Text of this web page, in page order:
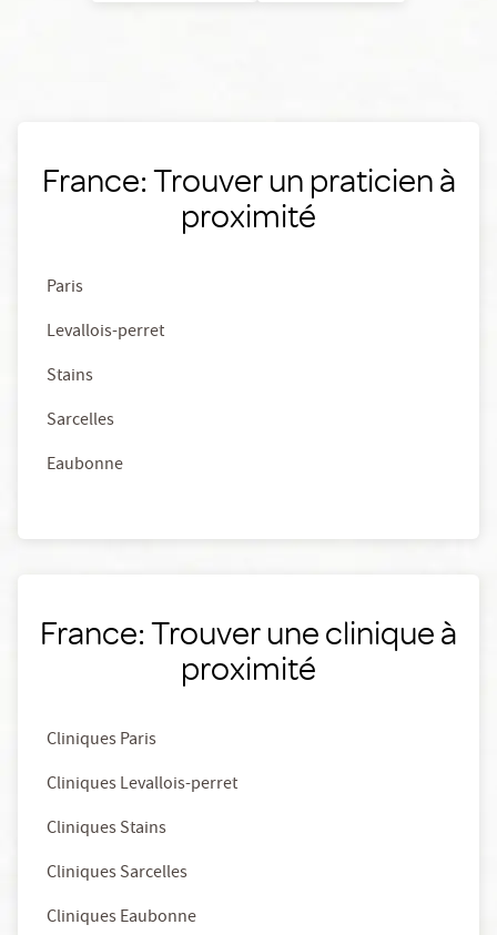
France: Trouver un praticien à
proximité
Paris
Levallois-perret
Stains
Sarcelles
Eaubonne
France: Trouver une clinique à
proximité
Cliniques Paris
Cliniques Levallois-perret
Cliniques Stains
Cliniques Sarcelles
Cliniques Eaubonne